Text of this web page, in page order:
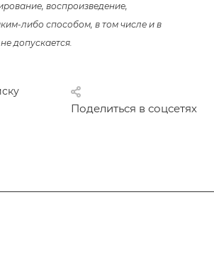
воспроизведение,
либо способом, в том числе и в
допускается.
Поделиться в соцсетях